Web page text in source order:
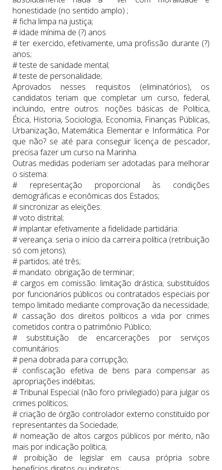
honestidade (no sentido amplo) ;
# ficha limpa na justiça;
# idade mínima de (?) anos
# ter exercido, efetivamente, uma profissão durante (?)
anos;
# teste de sanidade mental;
# teste de personalidade;
Aprovados nesses requisitos (eliminatórios), os
candidatos teriam que completar um curso, federal,
incluindo, entre outros: noções básicas de Política,
Ética, Historia, Sociologia, Economia, Finanças Públicas,
Urbanização, Matemática Elementar e Informática. Por
que não? se até para conseguir licença de pescador,
precisa fazer um curso na Marinha.
Outras medidas poderiam ser adotadas para melhorar
o sistema:
# representação proporcional às condições
demográficas e econômicas dos Estados;
# sincronizar as eleições:
# voto distrital;
# implantar efetivamente a fidelidade partidária:
# vereança: seria o início da carreira política (retribuição
só com jetons);
# partidos; até três;
# mandato: obrigação de terminar;
# cargos em comissão: limitação drástica; substituídos
por funcionários públicos ou contratados especiais por
tempo limitado mediante comprovação da necessidade;
# cassação dos direitos políticos a vida por crimes
cometidos contra o patrimônio Público;
# substituição de encarcerações por serviços
comunitários:
# pena dobrada para corrupção;
# confiscação efetiva de bens para compensar as
apropriações indébitas;
# Tribunal Especial (não foro privilegiado) para julgar os
crimes políticos;
# criação de órgão controlador externo constituído por
representantes da Sociedade;
# nomeação de altos cargos públicos por mérito, não
mais por indicação política;
# proibição de legislar em causa própria sobre